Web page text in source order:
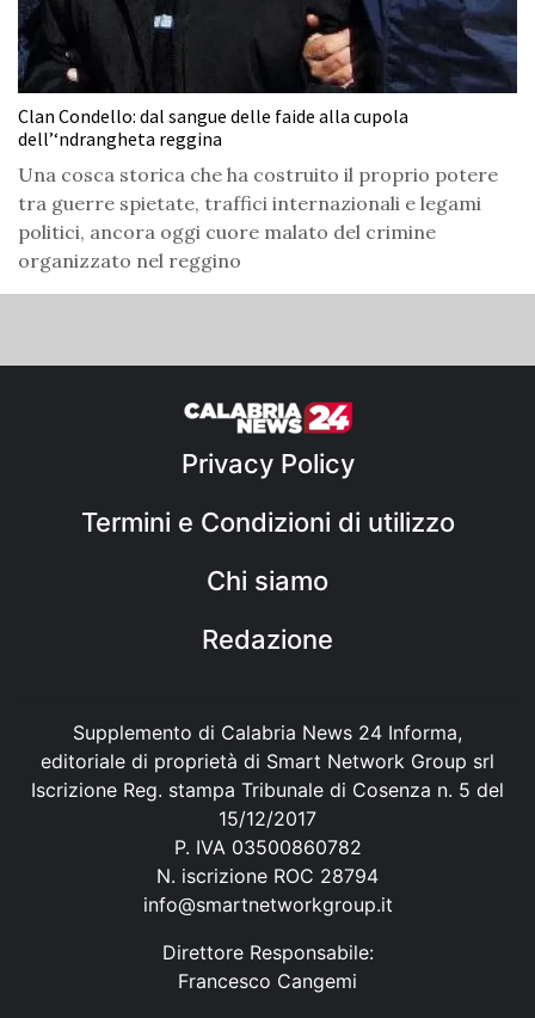
Clan Condello: dal sangue delle faide alla cupola
dell’‘ndrangheta reggina
Una cosca storica che ha costruito il proprio potere
tra guerre spietate, traffici internazionali e legami
politici, ancora oggi cuore malato del crimine
organizzato nel reggino
Privacy Policy
Termini e Condizioni di utilizzo
Chi siamo
Redazione
Supplemento di Calabria News 24 Informa,
editoriale di proprietà di Smart Network Group srl
Iscrizione Reg. stampa Tribunale di Cosenza n. 5 del
15/12/2017
P. IVA 03500860782
N. iscrizione ROC 28794
info@smartnetworkgroup.it
Direttore Responsabile:
Francesco Cangemi